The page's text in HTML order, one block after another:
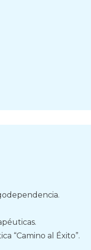
“Camino al Éxito”.